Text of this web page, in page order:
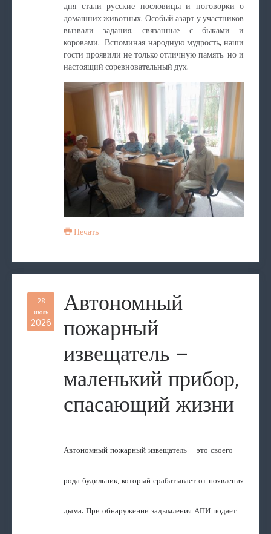
дня стали русские пословицы и поговорки о
домашних животных. Особый азарт у участников
вызвали задания, связанные с быками и
коровами. Вспоминая народную мудрость, наши
гости проявили не только отличную память, но и
настоящий соревновательный дух.
Печать
28
июль
2026
Автономный
пожарный
извещатель –
маленький прибор,
спасающий жизни
Автономный пожарный извещатель – это своего
рода будильник, который срабатывает от появления
дыма. При обнаружении задымления АПИ подает